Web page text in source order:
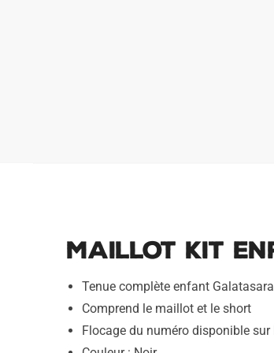
Maillot Kit
Tenue complète enfant
Comprend le maillot et le short
Flocage du numéro disponible